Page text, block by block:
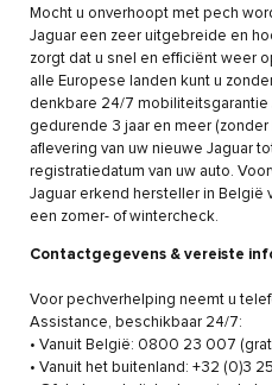
Mocht u onverhoopt met pech
Jaguar een zeer uitgebreide en
zorgt dat u snel en efficiënt weer
alle Europese landen kunt u
denkbare 24/7
gedurende 3 jaar en meer
aflevering van uw nieuwe Jaguar
registratiedatum van uw auto.
Jaguar erkend hersteller in België
een zomer- of wintercheck.
Contactgegevens & vereiste
Voor pechverhelping neemt u
Assistance, beschikbaar 24/7:
• Vanuit België: 0800 23 007
• Vanuit het buitenland: +32 (0)3